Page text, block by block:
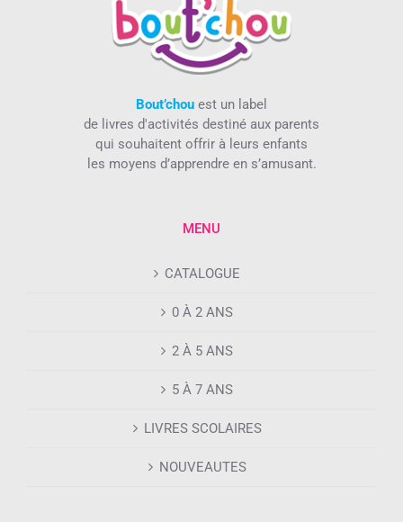
Bout’chou est un label
de livres d'activités destiné aux parents
qui souhaitent offrir à leurs enfants
les moyens d’apprendre en s’amusant.
MENU
CATALOGUE
0 À 2 ANS
2 À 5 ANS
5 À 7 ANS
LIVRES SCOLAIRES
NOUVEAUTES